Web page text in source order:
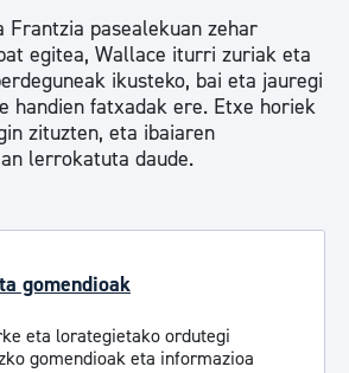
Frantzia pasealekuan zehar
egitea, Wallace iturri zuriak eta
ikusteko, bai eta jauregi
handien fatxadak ere. Etxe horiek
zituzten, eta ibaiaren
lerrokatuta daude.
gomendioak
eta lorategietako ordutegi
gomendioak eta informazioa